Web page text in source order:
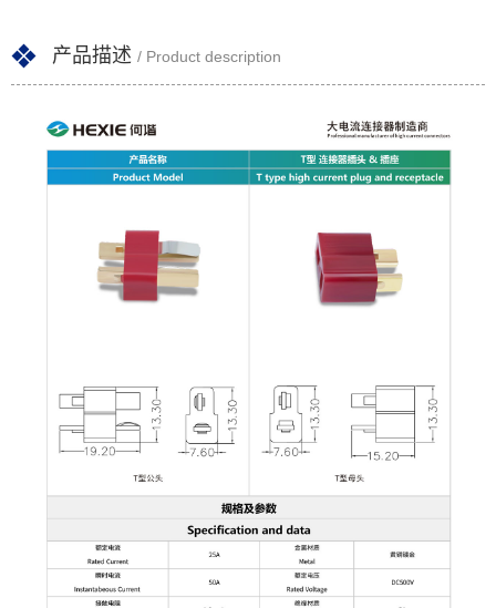
产品描述 / Product description